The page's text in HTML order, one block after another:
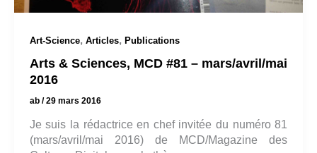
Art-Science, Articles, Publications
Arts & Sciences, MCD #81 – mars/avril/mai
2016
ab /29 mars 2016
Je suis la rédactrice en chef invitée du numéro 81
(mars/avril/mai 2016) de MCD/Magazine des